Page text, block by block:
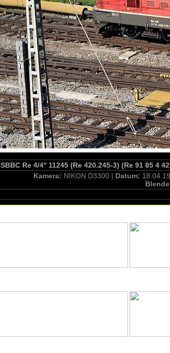
SBBC Re 4/4'' 11245 (Re 420.245-3) (Re 91 85 4
Kamera: NIKON D3300 | Datum: